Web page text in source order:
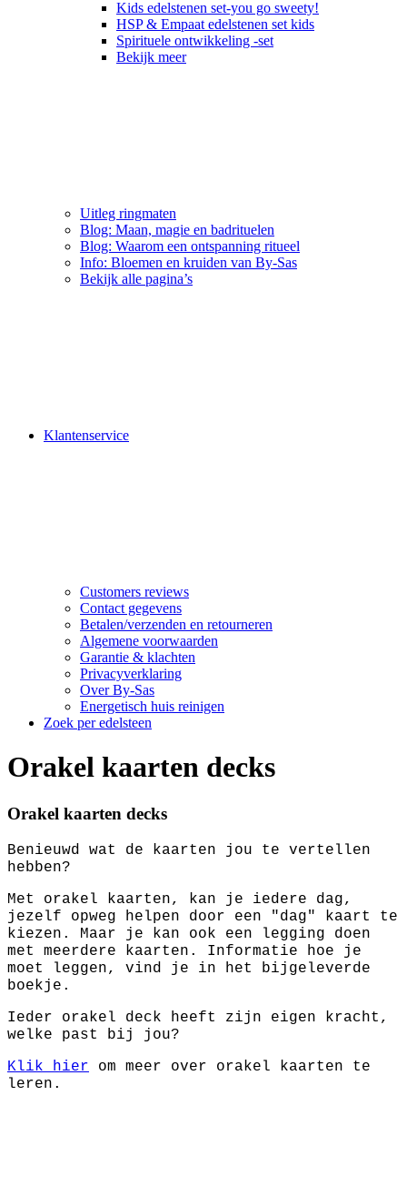
Kids edelstenen set-you go sweety!
HSP & Empaat edelstenen set kids
Spirituele ontwikkeling -set
Bekijk meer
Uitleg ringmaten
Blog: Maan, magie en badrituelen
Blog: Waarom een ontspanning ritueel
Info: Bloemen en kruiden van By-Sas
Bekijk alle pagina’s
Klantenservice
Customers reviews
Contact gegevens
Betalen/verzenden en retourneren
Algemene voorwaarden
Garantie & klachten
Privacyverklaring
Over By-Sas
Energetisch huis reinigen
Zoek per edelsteen
Orakel kaarten decks
Orakel kaarten decks
Benieuwd wat de kaarten jou te vertellen
hebben?
Met orakel kaarten, kan je iedere dag,
jezelf opweg helpen door een "dag" kaart te
kiezen. Maar je kan ook een legging doen
met meerdere kaarten. Informatie hoe je
moet leggen, vind je in het bijgeleverde
boekje.
Ieder orakel deck heeft zijn eigen kracht,
welke past bij jou?
Klik hier om meer over orakel kaarten te
leren.